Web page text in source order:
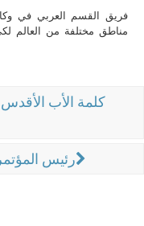
فريق القسم العربي في
مناطق مختلفة من العالم
كلمة الأب
رئيس